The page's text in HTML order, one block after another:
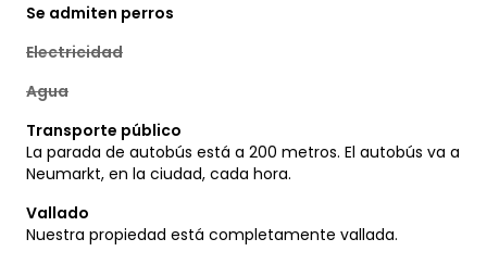
Se admiten perros
Electricidad
Agua
Transporte público
La parada de autobús está a 200 metros. El autobús va a
Neumarkt, en la ciudad, cada hora.
Vallado
Nuestra propiedad está completamente vallada.